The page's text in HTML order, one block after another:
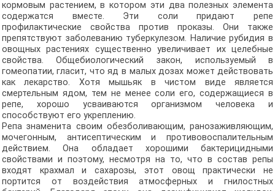
кормовым растением, в котором эти два полезных элемента
содержатся вместе. Эти соли придают репе
профилактические свойства против проказы. Они также
препятствуют заболеванию туберкулезом. Наличие рубидия в
овощных растениях существенно увеличивает их целебные
свойства. Общебиологический закон, используемый в
гомеопатии, гласит, что яд в малых дозах может действовать
как лекарство. Хотя мышьяк в чистом виде является
смертельным ядом, тем не менее соли его, содержащиеся в
репе, хорошо усваиваются организмом человека и
способствуют его укреплению.
Репа знаменита своим обезболивающим, ранозаживляющим,
мочегонным, антисептическим и противовоспалительным
действием. Она обладает хорошими бактерицидными
свойствами и поэтому, несмотря на то, что в состав репы
входят крахмал и сахарозы, этот овощ практически не
портится от воздействия атмосферных и гнилостных